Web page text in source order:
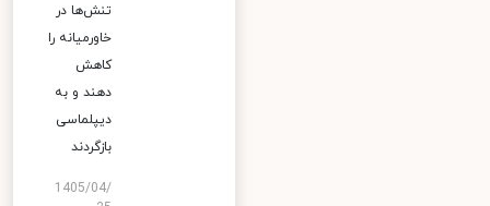
تنش‌ها در
خاورمیانه را
کاهش
دهند و به
دیپلماسی
بازگردند
1405/04/